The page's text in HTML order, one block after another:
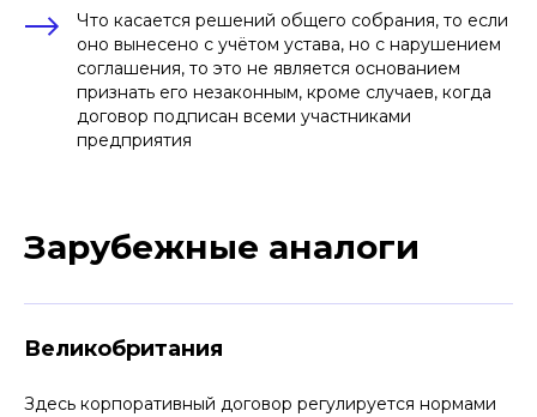
Что касается решений общего собрания, то если
оно вынесено с учётом устава, но с нарушением
соглашения, то это не является основанием
признать его незаконным, кроме случаев, когда
договор подписан всеми участниками
предприятия
Зарубежные аналоги
Великобритания
Здесь корпоративный договор регулируется нормами